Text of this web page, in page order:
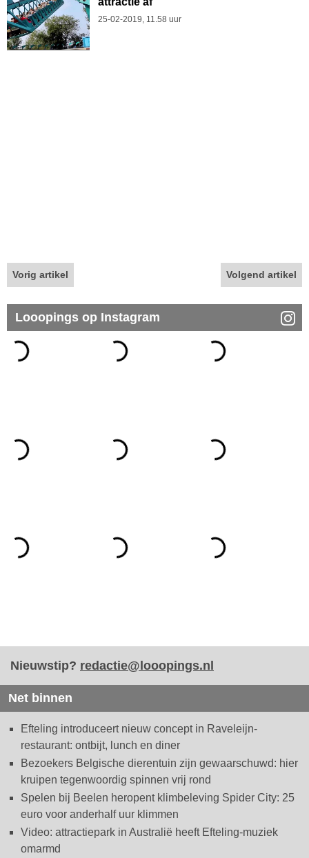
25-02-2019, 11.58 uur
Vorig artikel Volgend artikel
Looopings op Instagram
Nieuwstip? redactie@looopings.nl
Net binnen
Efteling introduceert nieuw concept in Raveleijn-
restaurant: ontbijt, lunch en diner
Bezoekers Belgische dierentuin zijn gewaarschuwd: hier
kruipen tegenwoordig spinnen vrij rond
Spelen bij Beelen heropent klimbeleving Spider City: 25
euro voor anderhalf uur klimmen
Video: attractiepark in Australië heeft Efteling-muziek
omarmd